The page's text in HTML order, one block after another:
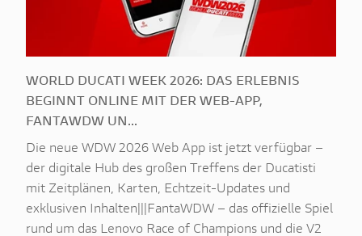
WORLD DUCATI WEEK 2026: DAS ERLEBNIS
BEGINNT ONLINE MIT DER WEB-APP,
FANTAWDW UN...
Die neue WDW 2026 Web App ist jetzt verfügbar –
der digitale Hub des großen Treffens der Ducatisti
mit Zeitplänen, Karten, Echtzeit-Updates und
exklusiven Inhalten|||FantaWDW – das offizielle Spiel
rund um das Lenovo Race of Champions und die V2